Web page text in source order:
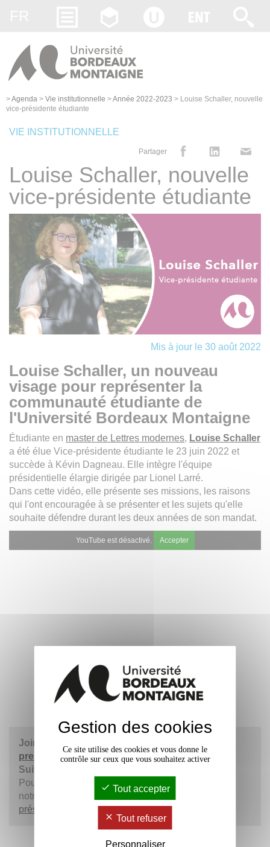
>Agenda > Vie institutionnelle >Année 2022-2023 > Louise Schaller, nouvelle
vice-présidente étudiante
VIE INSTITUTIONNELLE
Partager
Louise Schaller, nouvelle
vice-présidente étudiante
Mis à jour le 30 août 2022
Louise Schaller, un nouveau
visage pour représenter la
communauté étudiante de
l'Université Bordeaux Montaigne
Étudiante en master de Lettres modernes, Louise Schaller
a été élue Vice-présidente étudiante le 23 juin 2022 et
succède à Kévin Dagneau. Elle intègre l'équipe
présidentielle élargie dirigée par Lionel Larré.
Dans cette vidéo, elle présente ses missions, les raisons
qui l'ont encouragée à se présenter et les sujets qu'elle
souhaite défendre durant les deux années de son mandat.
YouTube est désactivé. Accepter
Joindre Louise Schaller par mail :
president-etudiant @u-bordeaux-montaigne.fr
Suivez-là sur Twitter
Pour connaître l'ensemble de l'équipe politique de
notre établissement, consultez la page
présidentielle"
Gestion des cookies
Ce site utilise des cookies et vous donne le
contrôle sur ceux que vous souhaitez activer
Tout accepter
Tout refuser
Personnaliser